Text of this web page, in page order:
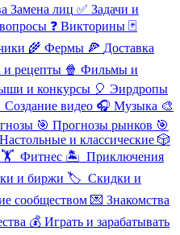
Замена лиц ✅ Задачи и
❓ Викторины 🃏
🌾 Фермы 🍕 Доставка
и рецепты 🍿 Фильмы и
и конкурсы 🎈 Эирдропы
Создание видео 🎧 Музыка 🎨
🎯 Прогнозы рынков 🎯
Настольные и классические 🎲
🏋 ️ Фитнес 🏝 ️ Приключения
и биржи 🏷 ️ Скидки и
сообществом 💌 Знакомства
💰 Играть и зарабатывать